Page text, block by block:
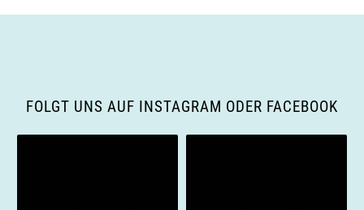
a
FOLGT UNS AUF INSTAGRAM ODER FACEBOOK